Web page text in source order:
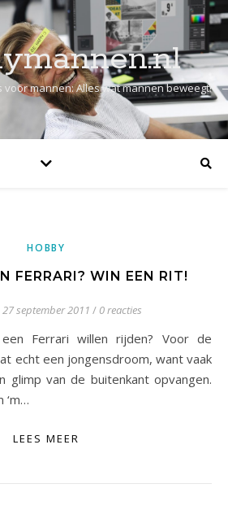
mannen: Alles wat mannen beweegt!
HOBBY
FERRARI? WIN EEN RIT!
27 september 2011 / 0 reacties
echt een jongensdroom, want vaak
glimp van de buitenkant opvangen.
‘m…
LEES MEER